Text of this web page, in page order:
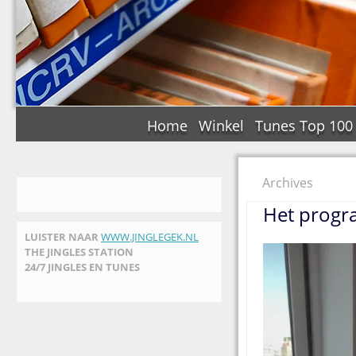
Home Winkel Tunes Top 100
LUISTER NAAR WWW.JINGLEGEK.NL
THE JINGLES STATION
24/7 JINGLES EN TUNES
Archives
Het